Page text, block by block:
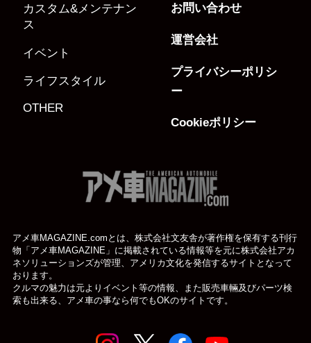
カスタム&メンテナン
ス
イベント
ライフスタイル
OTHER
お問い合わせ
運営会社
プライバシーポリシ
ー
Cookieポリシー
アメ車MAGAZINE.comとは、株式会社文友舎が著作権を保有する刊行
物「アメ車MAGAZINE」に掲載されている情報等を元に株式会社アカ
ネソリューションズが管理、アメリカ文化を発信するサイトとなって
おります。
クルマの魅力は元よりイベント等の情報、また販売車輛及びパーツ検
索も出来る、アメ車の事なら何でもOKのサイトです。